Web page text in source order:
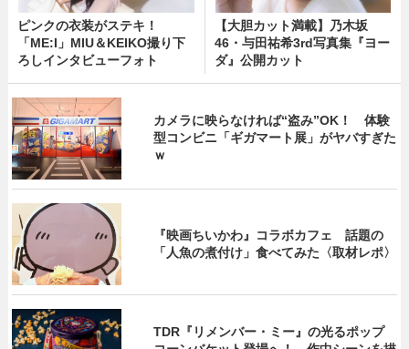
ピンクの衣装がステキ！
「ME:I」MIU＆KEIKO撮り下
ろしインタビューフォト
【大胆カット満載】乃木坂
46・与田祐希3rd写真集『ヨー
ダ』公開カット
カメラに映らなければ“盗み”OK！ 体験
型コンビニ「ギガマート展」がヤバすぎた
ｗ
『映画ちいかわ』コラボカフェ 話題の
「人魚の煮付け」食べてみた〈取材レポ〉
TDR『リメンバー・ミー』の光るポップ